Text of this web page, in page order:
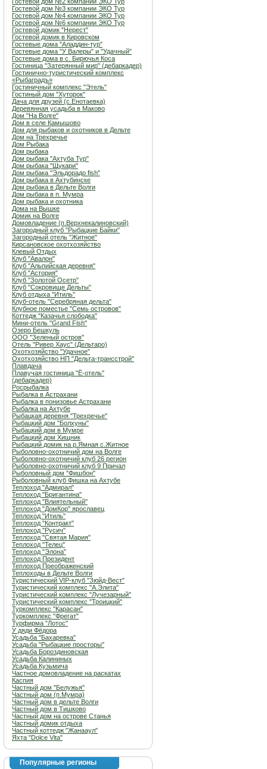
Гостевой дом №3 компании ЭКО Тур
Гостевой дом №4 компании ЭКО Тур
Гостевой дом №6 компании ЭКО Тур
Гостевой домик "Нерест"
Гостевой домик в Кировском
Гостевые дома "Аладдин-тур"
Гостевые дома "У Валеры" и "Удачный"
Гостевые дома в с. Бирючья Коса
Гостиница "Затерянный мир" (дебаркадер)
Гостинично-туристический комплекс
«Рыбаградъ»
Гостиничный комплекс "Этель"
Гостиный дом "Хуторок"
Дача для друзей (с.Енотаевка)
Деревянная усадьба в Маково
Дом "На Волге"
Дом в селе Камышово
Дом для рыбаков и охотников в Дельте
Дом на Трехречье
Дом Рыбака
Дом рыбака
Дом рыбака "Ахтуба Тур"
Дом рыбака "Щукари"
Дом рыбака "Эльдорадо fish"
Дом рыбака в Ахтубинске
Дом рыбака в Дельте Волги
Дом рыбака в п. Мумра
Дом рыбака и охотника
Дома на Вышке
Домик на Волге
Домовладение (п.Верхнекалиновский)
Загородный клуб "Рыбацкие Байки"
Загородный отель "Житное"
Кирсановское охотхозяйство
Клевый Отдых
Клуб "Авалон"
Клуб "Альпийская деревня"
Клуб "Астория"
Клуб "Золотой Осетр"
Клуб "Сокровище Дельты"
Клуб отдыха "Итиль"
Клуб-отель "Серебряная дельта"
Клубное поместье "Семь островов"
Коттедж "Казачья слободка"
Мини-отель "Grand Fish"
Озеро Бешкуль
ООО "Зеленый остров"
Отель "Ривер Хаус" (Дельтаро)
Охотхозяйство "Удачное"
Охотхозяйство НП "Дельта-трансстрой"
Плавдача
Плавучая гостиница "Ё-отель"
(дебаркадер)
Росрыбалка
Рыбалка в Астрахани
Рыбалка в понизовье Астрахани
Рыбалка на Ахтубе
Рыбацкая деревня "Трехречье"
Рыбацкий дом "Болхуны"
Рыбацкий дом в Мумре
Рыбацкий дом Хищник
Рыбацкий домик на р.Ямная с.Житное
Рыболовно-охотничий дом на Волге
Рыболовно-охотничий клуб 26 регион
Рыболовно-охотничий клуб 9 Причал
Рыболовный дом "Фишбон"
Рыболовный клуб Фишка на Ахтубе
Теплоход "Адмирал"
Теплоход "Бригантина"
Теплоход "Влиятельный"
Теплоход "ДомКор" ярославец
Теплоход "Итиль"
Теплоход "Контракт"
Теплоход "Русич"
Теплоход "Святая Мария"
Теплоход "Телец"
Теплоход "Элона"
Теплоход Президент
Теплоход Преображенский
Теплоходы в Дельте Волги
Туристический VIP-клуб "Зюйд-Вест"
Туристический комплекс "А.Элита"
Туристический комплекс "Лучезарный"
Туристический комплекс "Троицкий"
Туркомплекс "Карасан"
Туркомплекс "Фрегат"
Турфирма "Лотос"
У дяди Фёдора
Усадьба "Бахаревка"
Усадьба "Рыбацкие просторы"
Усадьба Бороздиновская
Усадьба Калининых
Усадьба Кузьмича
Частное домовладение на раскатах
Каспия
Частный дом "Белужья"
Частный дом (п.Мумра)
Частный дом в дельте Волги
Частный дом в Тишково
Частный дом на острове Станья
Частный домик отдыха
Частный коттедж "Жанааул"
Яхта "Dolce Vita"
Популярные регионы